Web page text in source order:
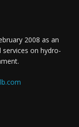
2008 as an
on hydro-